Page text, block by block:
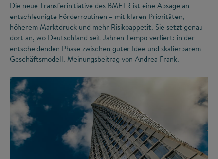
Die neue Transferinitiative des BMFTR ist eine Absage an
entschleunigte Förderroutinen – mit klaren Prioritäten,
höherem Marktdruck und mehr Risikoappetit. Sie setzt genau
dort an, wo Deutschland seit Jahren Tempo verliert: in der
entscheidenden Phase zwischen guter Idee und skalierbarem
Geschäftsmodell. Meinungsbeitrag von Andrea Frank.